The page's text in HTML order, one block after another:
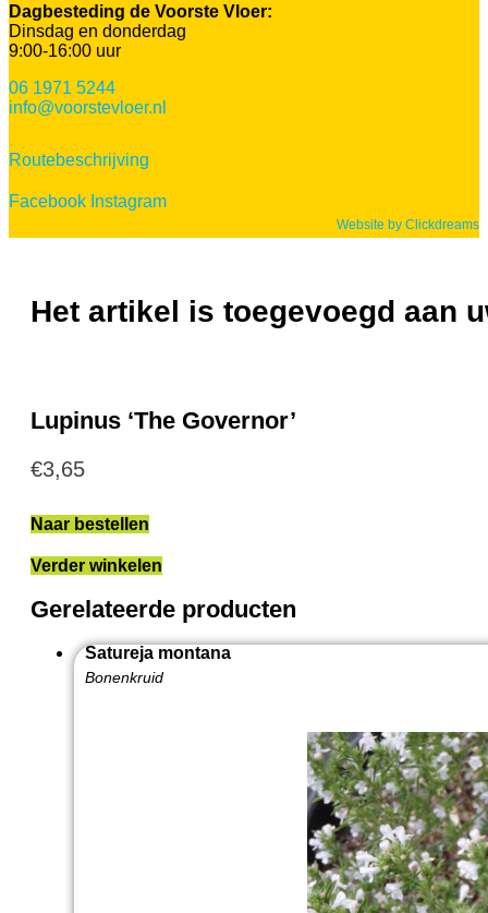
Dagbesteding de Voorste Vloer:
Dinsdag en donderdag
9:00-16:00 uur
06 1971 5244
info@voorstevloer.nl
Routebeschrijving
Facebook Instagram
Website by Clickdreams
Het artikel is toegevoegd aan
Lupinus ‘The Governor’
€3,65
Naar bestellen
Verder winkelen
Gerelateerde producten
Satureja montana
Bonenkruid